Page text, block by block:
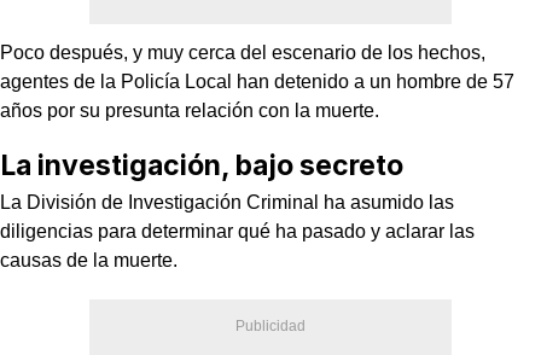
Poco después, y muy cerca del escenario de los hechos,
agentes de la Policía Local han detenido a un hombre de 57
años por su presunta relación con la muerte.
La investigación, bajo secreto
La División de Investigación Criminal ha asumido las
diligencias para determinar qué ha pasado y aclarar las
causas de la muerte.